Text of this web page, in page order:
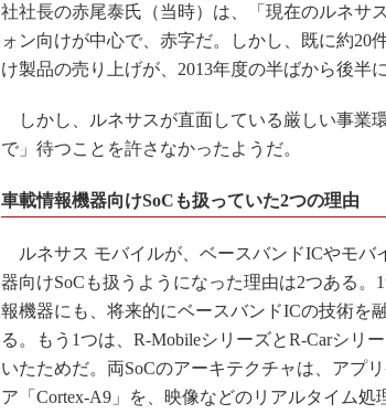
社社長の赤尾泰氏（当時）は、「現在のルネサ
ォン向けが中心で、赤字だ。しかし、既に約20
け製品の売り上げが、2013年度の半ばから後半
しかし、ルネサスが直面している厳しい事業
で」待つことを許さなかったようだ。
車載情報機器向けSoCも扱っていた2つの理由
ルネサス モバイルが、ベースバンドICやモバ
器向けSoCも扱うようになった理由は2つある
報機器にも、将来的にベースバンドICの技術を
る。もう1つは、R-MobileシリーズとR-Carシリ
いたためだ。両SoCのアーキテクチャは、アプ
ア「Cortex-A9」を、映像などのリアルタイム